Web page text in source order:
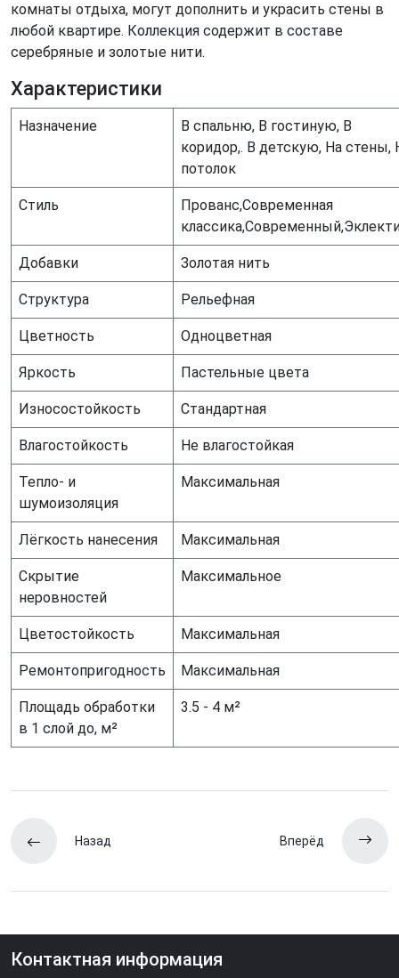
комнаты отдыха, могут дополнить и украсить стены в
любой квартире. Коллекция содержит в составе
серебряные и золотые нити.
Характеристики
Назначение
В спальню, В гостиную, В
коридор,. В детскую, На стены,
потолок
Стиль
Прованс,Современная
Добавки Золотая нить
Структура Рельефная
Цветность Одноцветная
Яркость Пастельные цвета
Износостойкость Стандартная
Влагостойкость Не влагостойкая
Тепло- и
шумоизоляция
Максимальная
Лёгкость нанесения Максимальная
Скрытие
неровностей
Максимальное
Цветостойкость Максимальная
Ремонтопригодность Максимальная
Площадь обработки
в 1 слой до, м²
3.5 - 4 м²
Назад Вперёд
Контактная информация